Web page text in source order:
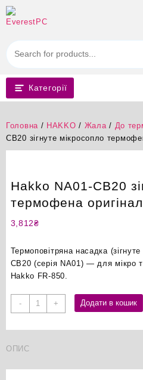
Перейти
до
Категорії
Головна / HAKKO / Жала / До
CB20 зігнуте мікросопло
Hakko NA01-CB20
термофена оригінал
3,812₴
Термоповітряна насадка
CB20 (серія NA01) — для мікро
Hakko FR-850.
-
Hakko
NA01-
мікросопло
+ Додати в кошик
ОПИС